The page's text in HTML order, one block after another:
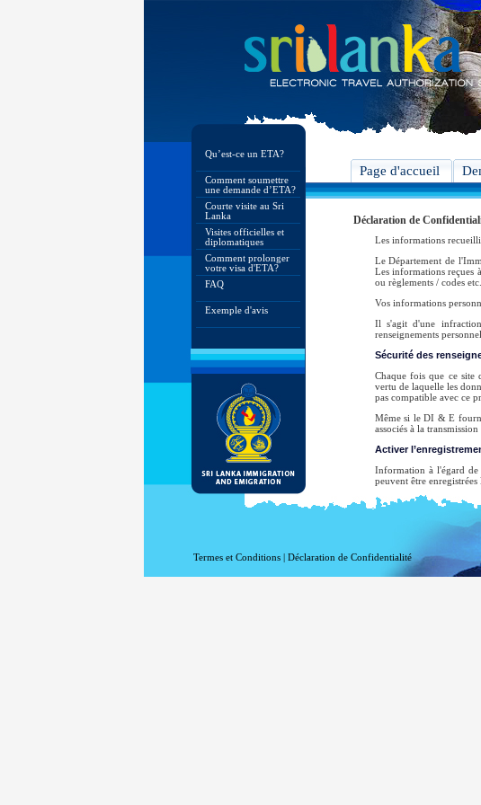
Qu’est-ce un ETA?
Comment soumettre
une demande d’ETA?
Courte visite au Sri
Lanka
Visites officielles et
diplomatiques
Comment prolonger
votre visa d'ETA?
FAQ
Exemple d'avis
Page d'accueil
Déclaration de
Les informations
Le Département de
Les informations reçues
ou règlements / codes
Vos informations
Il s'agit d'une
renseignements
Sécurité des
Chaque fois que ce site
vertu de laquelle les
pas compatible avec ce
Même si le DI & E
associés à la
Activer
Information à l'égard de
peuvent être enregistrées
votre nom de
votre adresse de
la date et l'heure
les pages consultées
Termes et Conditions | Déclaration de Confidentialité